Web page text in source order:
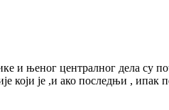
и њеног централног дела су
који је ,и ако последњи , ипак